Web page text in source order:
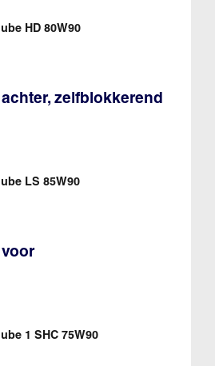
HD 80W90
zelfblokkerend
LS 85W90
1 SHC 75W90